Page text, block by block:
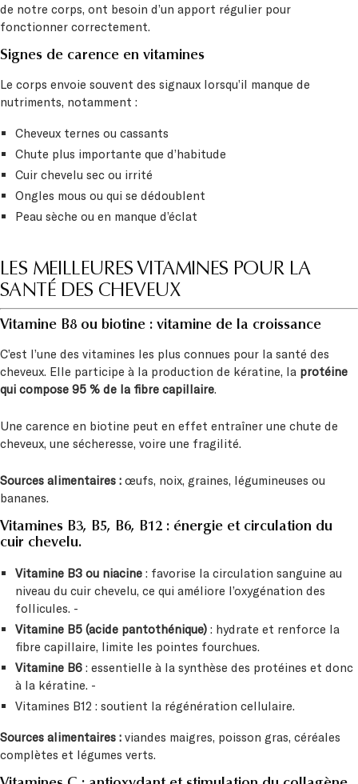
de notre corps, ont besoin d’un apport régulier pour
fonctionner correctement.
Signes de carence en vitamines
Le corps envoie souvent des signaux lorsqu’il manque de
nutriments, notamment :
Cheveux ternes ou cassants
Chute plus importante que d’habitude
Cuir chevelu sec ou irrité
Ongles mous ou qui se dédoublent
Peau sèche ou en manque d’éclat
LES MEILLEURES VITAMINES POUR LA
SANTÉ DES CHEVEUX
Vitamine B8 ou biotine : vitamine de la croissance
C’est l’une des vitamines les plus connues pour la santé des
cheveux. Elle participe à la production de kératine, la protéine
qui compose 95 % de la fibre capillaire.
Une carence en biotine peut en effet entraîner une chute de
cheveux, une sécheresse, voire une fragilité.
Sources alimentaires : œufs, noix, graines, légumineuses ou
bananes.
Vitamines B3, B5, B6, B12 : énergie et circulation du
cuir chevelu.
Vitamine B3 ou niacine: favorise la circulation sanguine au
niveau du cuir chevelu, ce qui améliore l’oxygénation des
follicules. -
Vitamine B5 (acide pantothénique) : hydrate et renforce la
fibre capillaire, limite les pointes fourchues.
Vitamine B6 : essentielle à la synthèse des protéines et donc
à la kératine. -
Vitamines B12 : soutient la régénération cellulaire.
Sources alimentaires : viandes maigres, poisson gras, céréales
complètes et légumes verts.